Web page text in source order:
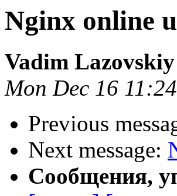
Nginx online
Vadim Lazovskiy
Mon Dec 16
Previous
Next message:
Сообщения,